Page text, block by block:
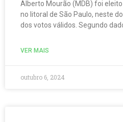
Alberto Mourão (MDB) foi
no litoral de São Paulo, neste
dos votos válidos. Segundo
VER MAIS
outubro 6, 2024